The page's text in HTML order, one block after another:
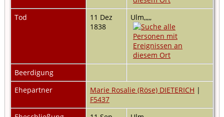
Tod
11 Dez
1838
Ulm,,,,,
Beerdigung
Ehepartner
Marie Rosalie (Röse) DIETERICH |
F5437